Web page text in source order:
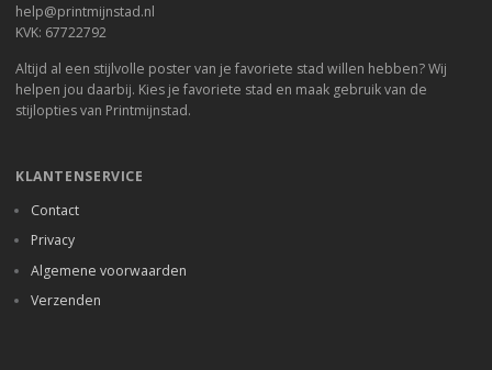
help@printmijnstad.nl
KVK: 67722792
Altijd al een stijlvolle poster van je favoriete stad willen hebben? Wij
helpen jou daarbij. Kies je favoriete stad en maak gebruik van de
stijlopties van Printmijnstad.
KLANTENSERVICE
Contact
Privacy
Algemene voorwaarden
Verzenden